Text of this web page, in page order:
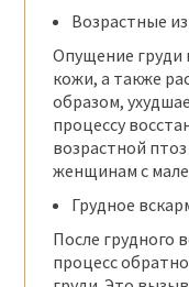
Возрастные
Опущение груди
кожи, а также
образом,
процессу
возрастной
женщинам с
Грудное
После грудного
процесс